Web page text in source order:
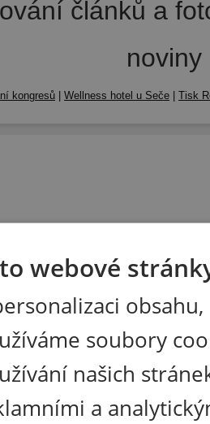
článků a
kongresů | Wellness hotel u Seče | Tisk
webové
soubory
našich
a